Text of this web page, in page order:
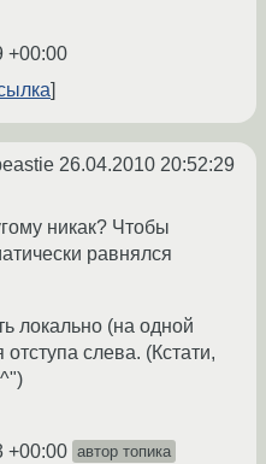
+00:00
26.04.2010 20:52:29
никак? Чтобы
равнялся
локально (на одной
слева. (Кстати,
+00:00 автор топика